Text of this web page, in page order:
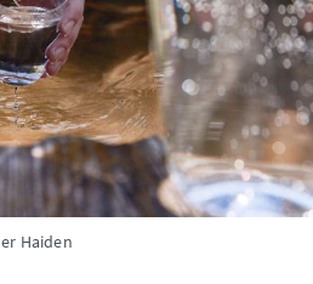
Haiden